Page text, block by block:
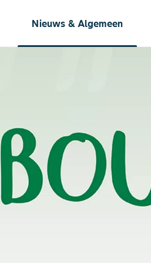
Nieuws & Algemeen